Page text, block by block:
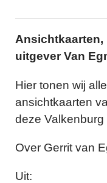
Ansichtkaarten,
uitgever Van
Hier tonen wij
ansichtkaarten
deze Valkenburg
Over Gerrit van
Uit: